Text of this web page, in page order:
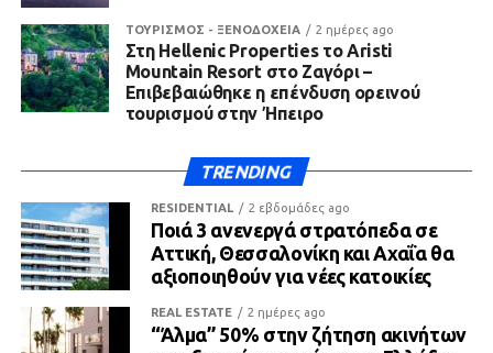
ΤΟΥΡΙΣΜΟΣ - ΞΕΝΟΔΟΧΕΙΑ 2 ημέρες ago
Στη Hellenic Properties το Aristi
Mountain Resort στο Ζαγόρι –
Επιβεβαιώθηκε η επένδυση ορεινού
τουρισμού στην Ήπειρο
TRENDING
RESIDENTIAL 2 εβδομάδες ago
Ποιά 3 ανενεργά στρατόπεδα σε
Αττική, Θεσσαλονίκη και Αχαΐα θα
αξιοποιηθούν για νέες κατοικίες
REAL ESTATE 2 ημέρες ago
“Άλμα” 50% στην ζήτηση ακινήτων